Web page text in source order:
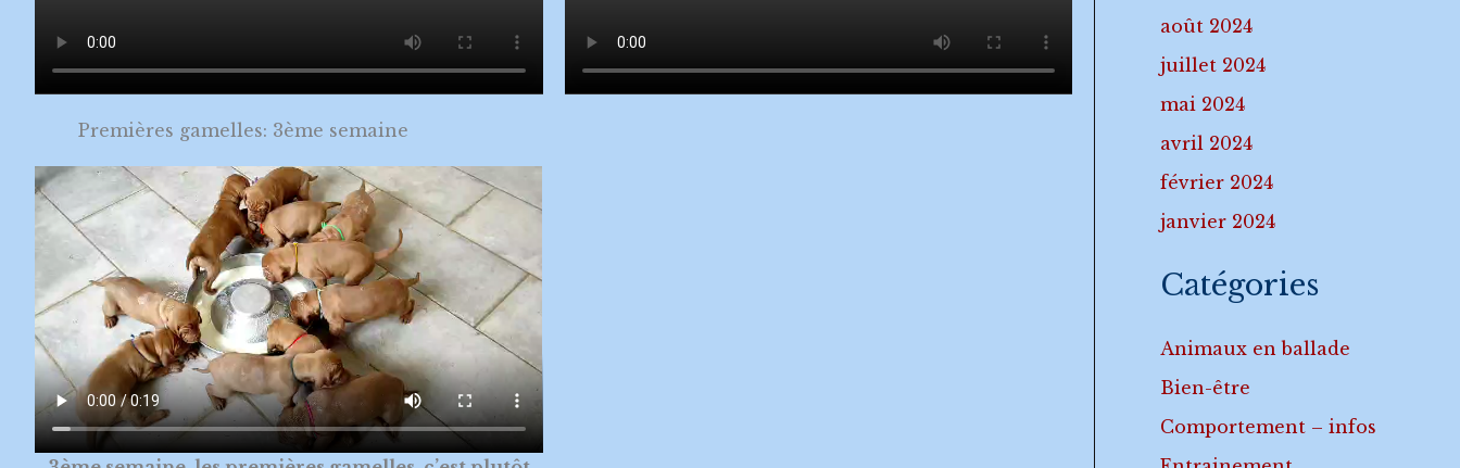
Premières gamelles: 3ème semaine
août 2024
juillet 2024
mai 2024
avril 2024
février 2024
janvier 2024
Catégories
Animaux en ballade
Bien-être
Comportement – infos